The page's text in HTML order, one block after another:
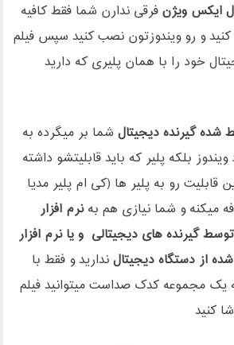
ایکس ویژن فرقی ندارن شما فقط کافیه
کنید و رو ویندوزتون نصب کنید سپس فیلم
خود را با همان پلیری که دارید
گیرنده دیجیتال شما بر میگرده به
بلکه پلیر که باید قابلیتشو داشته
قابلیت رو به پلیر ها (کی ام پلیر مدیا
میکنه و شما نیازی هم بهنرم افزار
گیرنده های دیجیتالی و یا نرم افزار
از دستگاه دیجیتالندارید و فقط با
که یک مجموعه کدک صداست میتوانید فیلم
کنید